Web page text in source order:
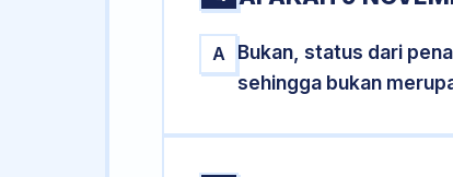
A
Bukan, status dari
sehingga bukan